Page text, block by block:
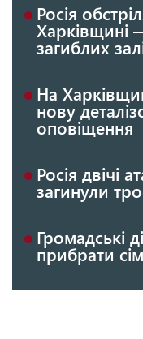
Росія
Харківщині
загиблих
На
нову
оповіщення
Росія двічі
загинули
Громадські
прибрати